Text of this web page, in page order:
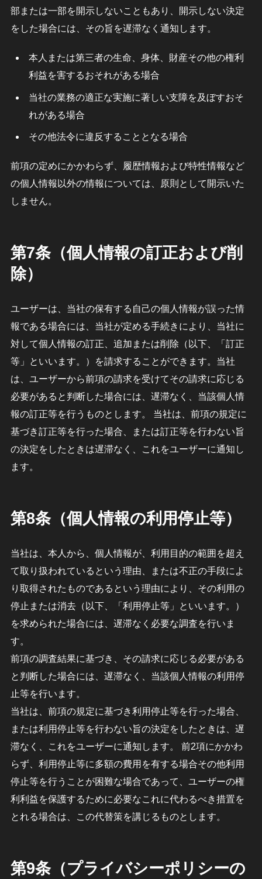
部または一部を開示しないこともあり、開示しない決定
をした場合には、その旨を遅滞なく通知します。
本人または第三者の生命、身体、財産その他の権利
利益を害するおそれがある場合
当社の業務の適正な実施に著しい支障を及ぼすおそ
れがある場合
その他法令に違反することとなる場合
前項の定めにかかわらず、履歴情報および特性情報など
の個人情報以外の情報については、原則として開示いた
しません。
第7条（個人情報の訂正および削
除）
ユーザーは、当社の保有する自己の個人情報が誤った情
報である場合には、当社が定める手続きにより、当社に
対して個人情報の訂正、追加または削除（以下、「訂正
等」といいます。）を請求することができます。当社
は、ユーザーから前項の請求を受けてその請求に応じる
必要があると判断した場合には、遅滞なく、当該個人情
報の訂正等を行うものとします。 当社は、前項の規定に
基づき訂正等を行った場合、または訂正等を行わない旨
の決定をしたときは遅滞なく、これをユーザーに通知し
ます。
第8条（個人情報の利用停止等）
当社は、本人から、個人情報が、利用目的の範囲を超え
て取り扱われているという理由、または不正の手段によ
り取得されたものであるという理由により、その利用の
停止または消去（以下、「利用停止等」といいます。）
を求められた場合には、遅滞なく必要な調査を行いま
す。
前項の調査結果に基づき、その請求に応じる必要がある
と判断した場合には、遅滞なく、当該個人情報の利用停
止等を行います。
当社は、前項の規定に基づき利用停止等を行った場合、
または利用停止等を行わない旨の決定をしたときは、遅
滞なく、これをユーザーに通知します。 前2項にかかわ
らず、利用停止等に多額の費用を有する場合その他利用
停止等を行うことが困難な場合であって、ユーザーの権
利利益を保護するために必要なこれに代わるべき措置を
とれる場合は、この代替策を講じるものとします。
第9条（プライバシーポリシーの